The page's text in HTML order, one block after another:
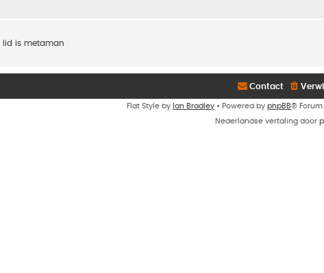
lid is metaman
Contact
Flat Style by Ian Bradley • Powered by phpBB® Forum
Nederlandse vertaling door